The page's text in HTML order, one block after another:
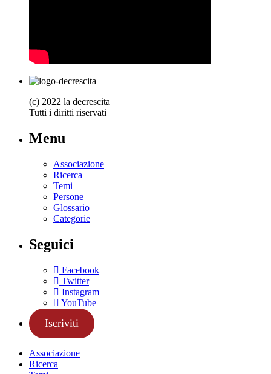
(c) 2022 la decrescita
Tutti i diritti riservati
Menu
Associazione
Ricerca
Temi
Persone
Glossario
Categorie
Seguici
Facebook
Twitter
Instagram
YouTube
Iscriviti
Associazione
Ricerca